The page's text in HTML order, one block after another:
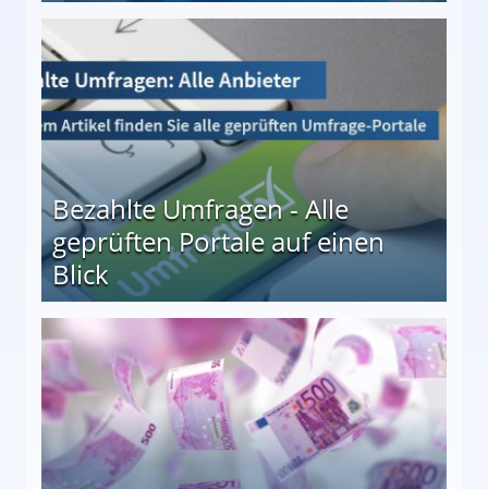
Bezahlte Umfragen - Alle
geprüften Portale auf einen
Blick
auf einen Blick